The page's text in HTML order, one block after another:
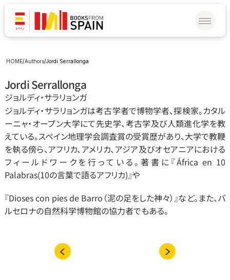
HOME/Authors/Jordi Serrallonga
Jordi Serrallonga
ジョルディ‧サラリョンガ
ジョルディ‧サラリョンガは考古学者で博物学者、探検家。カタル
ーニャ‧オープン大学にて先史学、考古学及び人類進化学を教
えている。スペイン地理学会調査賞の受賞歴があり、大学で教鞭
を執る傍ら、アフリカ、アメリカ、アジア及びオセアニアにおける
フィールドワークを行っている。著書に『África en 10
Palabras(10の言葉で語るアフリカ)』や
『Dioses con pies de Barro（泥の足をした神々）』など。また、バ
ルセロナの自然科学博物館の協力者でもある。